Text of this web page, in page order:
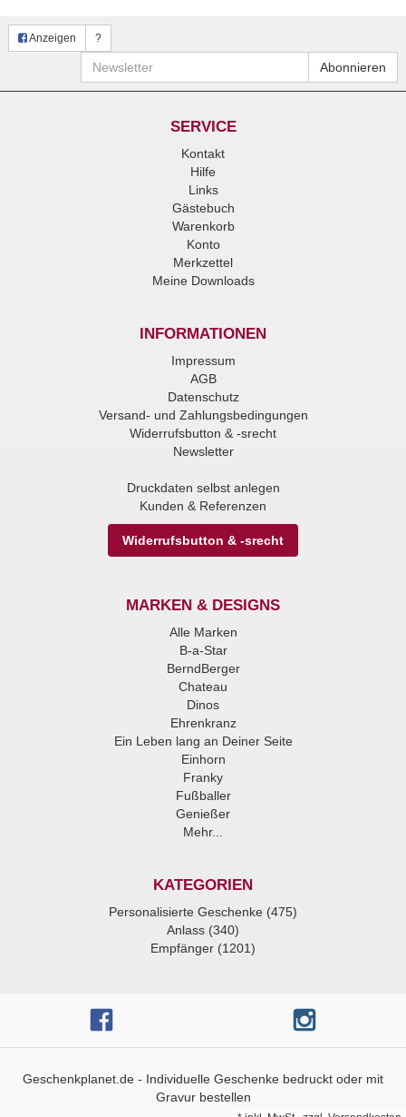
Anzeigen ?
Newsletter Abonnieren
SERVICE
Kontakt
Hilfe
Links
Gästebuch
Warenkorb
Konto
Merkzettel
Meine Downloads
INFORMATIONEN
Impressum
AGB
Datenschutz
Versand- und Zahlungsbedingungen
Widerrufsbutton & -srecht
Newsletter
Druckdaten selbst anlegen
Kunden & Referenzen
Widerrufsbutton & -srecht
MARKEN & DESIGNS
Alle Marken
B-a-Star
BerndBerger
Chateau
Dinos
Ehrenkranz
Ein Leben lang an Deiner Seite
Einhorn
Franky
Fußballer
Genießer
Mehr...
KATEGORIEN
Personalisierte Geschenke (475)
Anlass (340)
Empfänger (1201)
Geschenkplanet.de - Individuelle Geschenke bedruckt oder mit
Gravur bestellen